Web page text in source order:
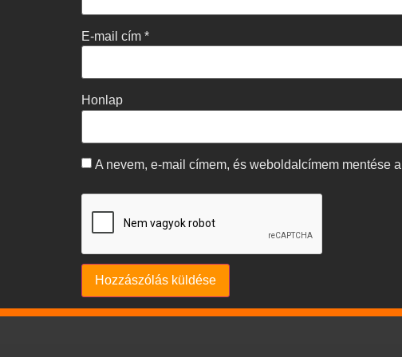
E-mail cím *
Honlap
A nevem, e-mail címem, és weboldalcímem mentése